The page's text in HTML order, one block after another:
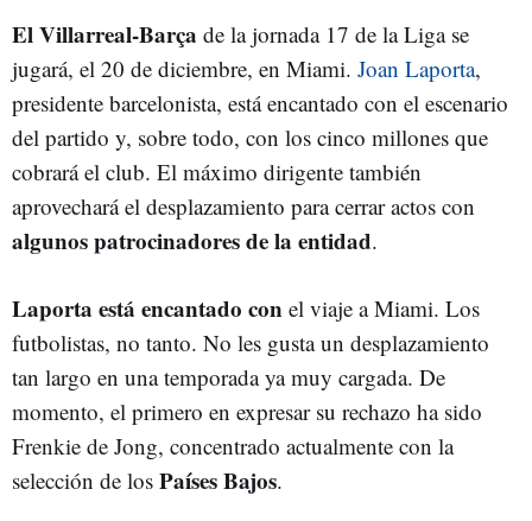
El Villarreal-Barça de la jornada 17 de la Liga se
jugará, el 20 de diciembre, en Miami. Joan Laporta,
presidente barcelonista, está encantado con el escenario
del partido y, sobre todo, con los cinco millones que
cobrará el club. El máximo dirigente también
aprovechará el desplazamiento para cerrar actos con
algunos patrocinadores de la entidad.
Laporta está encantado con el viaje a Miami. Los
futbolistas, no tanto. No les gusta un desplazamiento
tan largo en una temporada ya muy cargada. De
momento, el primero en expresar su rechazo ha sido
Frenkie de Jong, concentrado actualmente con la
selección de los Países Bajos.